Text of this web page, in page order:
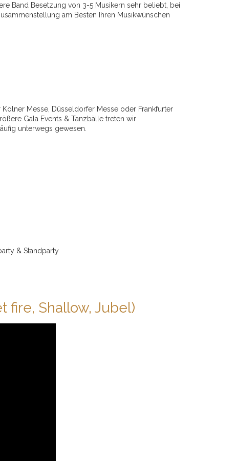
Band Besetzung von 3-5 Musikern sehr beliebt, bei
am Besten Ihren Musikwünschen
Messe, Düsseldorfer Messe oder Frankfurter
Gala Events & Tanzbälle treten wir
unterwegs gewesen.
& Standparty
fire, Shallow, Jubel)